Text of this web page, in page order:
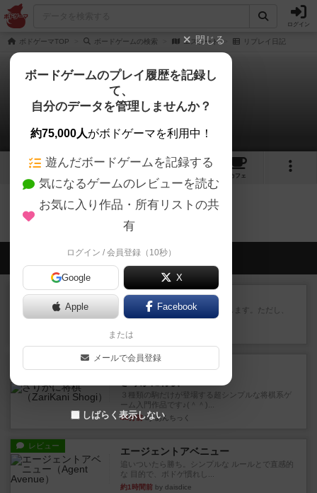
ログイン
ボドゲーマTOP ボードゲームの検索 エステート リプレイ日記
エステート
0件のリプレイ日記
3 2
カフェ
エステートのトップに戻る
会員の新しい投稿
レビュー ふたつの街の物語
タイルを4×4で並べて街づくりします。ただし、
街は各プレイヤーの間にあ...
25分前
ルール/インスト
３種類の駒だけが登場する超シンプルな将棋系ゲ
ーム入門作品です♪(＾＾)...
44分前by あんちっく
レビュー エージェントアベニュー
追いついたら勝ち。シンプルな ルールとで直感的
な 目的で、ボドゲ慣れし...
約1時間前 by daisdice
閉じる
ボードゲームのプレイ履歴を記録し
て、
自分のデータを管理しませんか？
約75,000人がボドゲーマを利用中！
遊んだボードゲームを記録する
気になるゲームのレビューを読む
お気に入り作品・所有リストの共
有
ログイン / 会員登録（10秒）
Google X
Apple Facebook
または
メールで会員登録
しばらく表示しない